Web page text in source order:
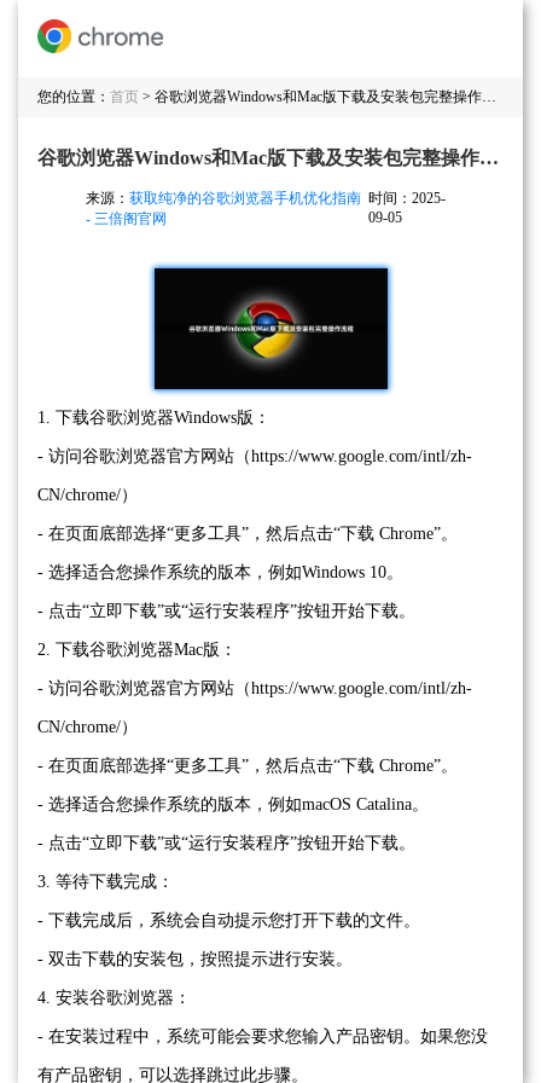
您的位置： 首页 > 谷歌浏览器Windows和Mac版下载及安装包完整操作流程
谷歌浏览器Windows和Mac版下载及安装包完整操作流程
来源： 获取纯净的谷歌浏览器手机优化指南
- 三倍阁官网
时间：2025-
09-05
1. 下载谷歌浏览器Windows版：
- 访问谷歌浏览器官方网站（https://www.google.com/intl/zh-
CN/chrome/）
- 在页面底部选择“更多工具”，然后点击“下载 Chrome”。
- 选择适合您操作系统的版本，例如Windows 10。
- 点击“立即下载”或“运行安装程序”按钮开始下载。
2. 下载谷歌浏览器Mac版：
- 访问谷歌浏览器官方网站（https://www.google.com/intl/zh-
CN/chrome/）
- 在页面底部选择“更多工具”，然后点击“下载 Chrome”。
- 选择适合您操作系统的版本，例如macOS Catalina。
- 点击“立即下载”或“运行安装程序”按钮开始下载。
3. 等待下载完成：
- 下载完成后，系统会自动提示您打开下载的文件。
- 双击下载的安装包，按照提示进行安装。
4. 安装谷歌浏览器：
- 在安装过程中，系统可能会要求您输入产品密钥。如果您没
有产品密钥，可以选择跳过此步骤。